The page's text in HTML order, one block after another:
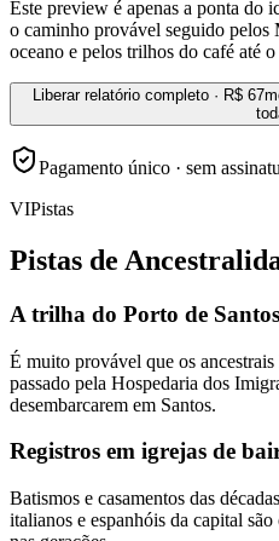
Este preview é apenas a ponta do
o caminho provável seguido pelos
oceano e pelos trilhos do café até
Liberar relatório completo · R$ 67
Pagamento único · sem
VIPistas
Pistas de
A trilha do Porto de Santos
É muito provável que os
passado pela Hospedaria dos
desembarcarem em Santos.
Registros em igrejas de
Batismos e casamentos das
italianos e espanhóis da capital